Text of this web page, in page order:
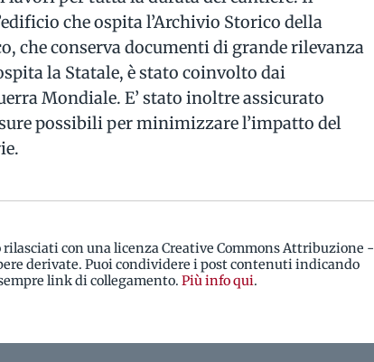
che ospita l’Archivio Storico della
che conserva documenti di grande rilevanza
la Statale, è stato coinvolto dai
Mondiale. E’ stato inoltre assicurato
possibili per minimizzare l’impatto del
con una licenza Creative Commons Attribuzione -
derivate. Puoi condividere i post contenuti indicando
link di collegamento.Più info qui.